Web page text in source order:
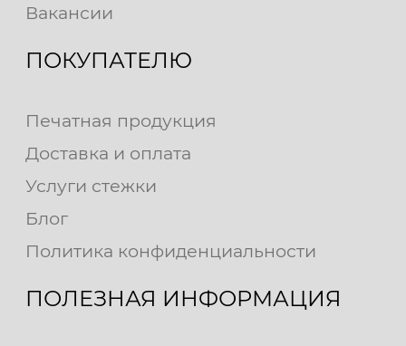
Вакансии
ПОКУПАТЕЛЮ
Печатная продукция
Доставка и оплата
Услуги стежки
Блог
Политика конфиденциальности
ПОЛЕЗНАЯ ИНФОРМАЦИЯ